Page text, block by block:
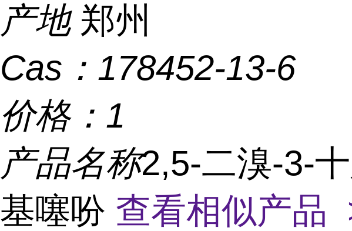
产地 郑州
Cas： 178452-13-6
价格： 1
产品名称2,5-二溴-3-
基噻吩 查看相似产品